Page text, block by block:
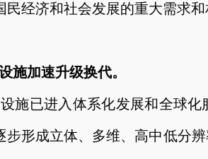
经济和社会发展的重大需求和
施加速升级换代。
施已进入体系化发展和全球
步形成立体、多维、高中低分